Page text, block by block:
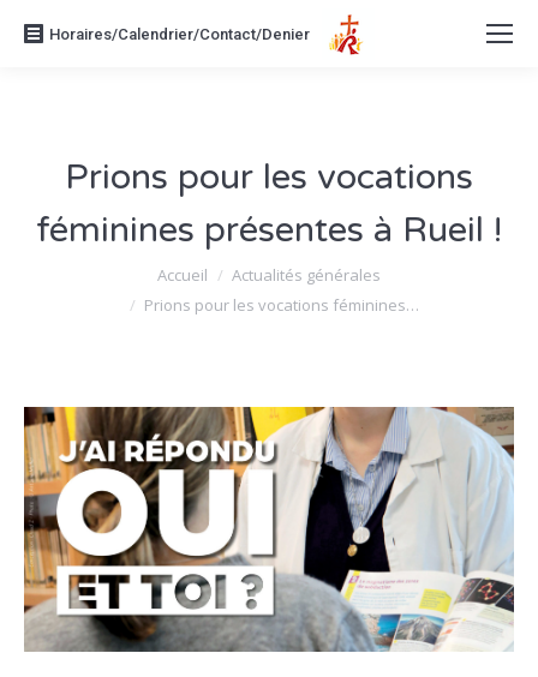
Horaires/Calendrier/Contact/Denier
Prions pour les vocations
féminines présentes à Rueil !
Accueil
Actualités générales
Prions pour les vocations féminines…